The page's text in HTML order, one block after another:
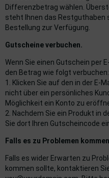
Differenzbetrag wählen.
steht Ihnen das
Bestellung zur Verfügung.
Gutscheine verbuchen.
Wenn Sie einen Gutschein per
den Betrag wie folgt verbuchen:
1. Klicken Sie auf den in der E-
nicht über ein persönliches
Möglichkeit ein Konto zu
2. Nachdem Sie ein Produkt in
Sie dort Ihren Gutscheincode
Falls es zu Problemen
Falls es wider Erwarten zu
kommen sollte, kontaktieren